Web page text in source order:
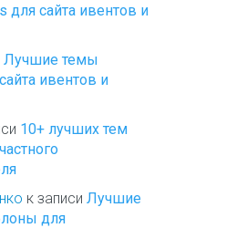
для сайта ивентов и
Лучшие темы
ивентов и
10+ лучших тем
к записи Лучшие
для